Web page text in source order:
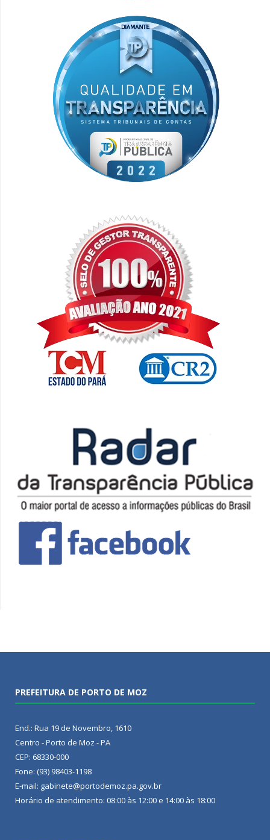
PREFEITURA DE PORTO DE MOZ
End.: Rua 19 de Novembro, 1610
Centro - Porto de Moz - PA
CEP: 68330-000
Fone: (93) 98403-1198
E-mail: gabinete@portodemoz.pa.gov.br
Horário de atendimento: 08:00 às 12:00 e 14:00 às 18:00